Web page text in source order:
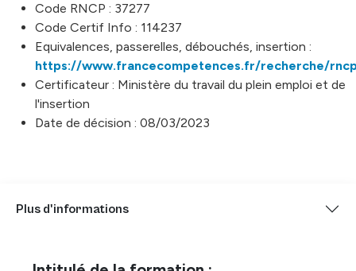
Code RNCP : 37277
Code Certif Info : 114237
Equivalences, passerelles, débouchés, insertion :
https://www.francecompetences.fr/recherche/
Certificateur : Ministère du travail du plein emploi et de
l'insertion
Date de décision : 08/03/2023
Plus d'informations